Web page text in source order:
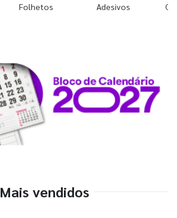
Folhetos Adesivos
Mais vendidos